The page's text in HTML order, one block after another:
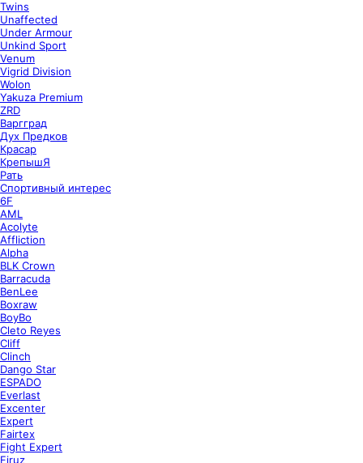
Twins
Unaffected
Under Armour
Unkind Sport
Venum
Vigrid Division
Wolon
Yakuza Premium
ZRD
Варгград
Дух Предков
Красар
КрепышЯ
Рать
Спортивный интерес
6F
AML
Acolyte
Affliction
Alpha
BLK Crown
Barracuda
BenLee
Boxraw
BoyBo
Cleto Reyes
Cliff
Clinch
Dango Star
ESPADO
Everlast
Excenter
Expert
Fairtex
Fight Expert
Firuz